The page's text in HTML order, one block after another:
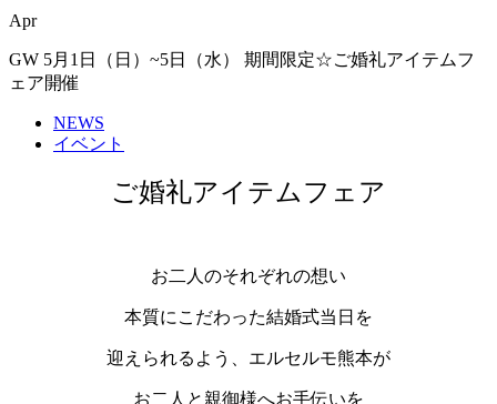
Apr
GW 5月1日（日）~5日（水） 期間限定☆ご婚礼アイテムフ
ェア開催
NEWS
イベント
ご婚礼アイテムフェア
お二人のそれぞれの想い
本質にこだわった結婚式当日を
迎えられるよう、エルセルモ熊本が
お二人と親御様へお手伝いを